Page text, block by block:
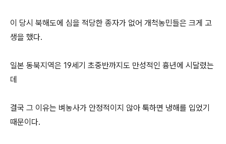
이 당시 북해도에 심을 적당한 종자가 없어 개척농민들은 크게 고
생을 했다.
일본 동북지역은 19세기 초중반까지도 만성적인 흉년에 시달렸는
데
결국 그 이유는 벼농사가 안정적이지 않아 툭하면 냉해를 입었기
때문이다.